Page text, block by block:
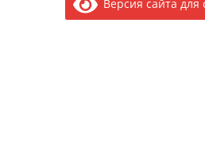
Версия сайта